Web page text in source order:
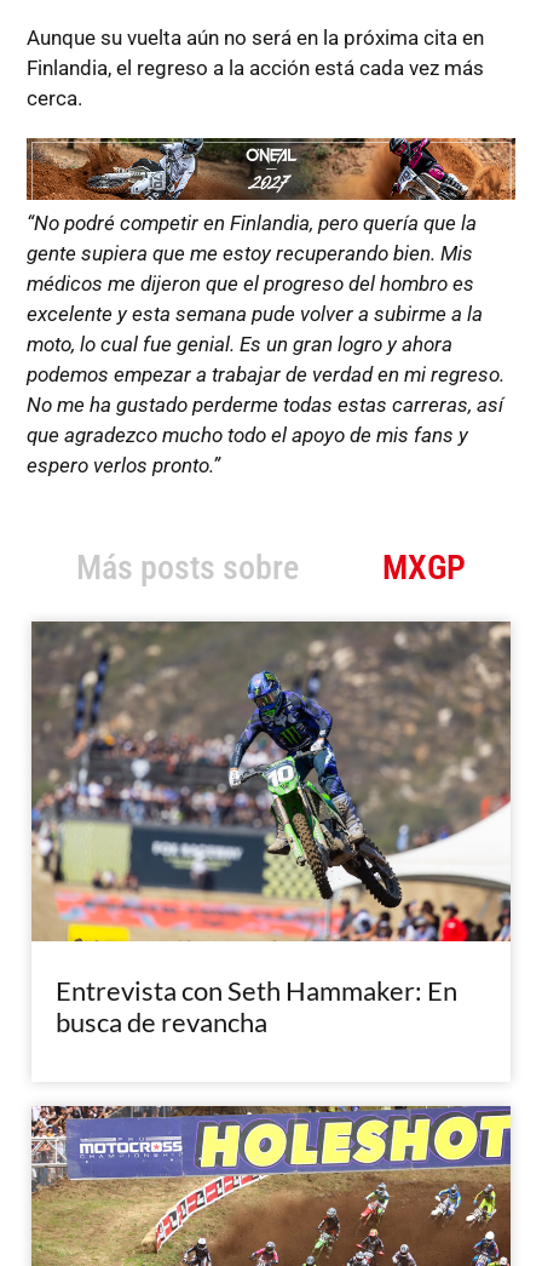
Aunque su vuelta aún no será en la próxima cita en
Finlandia, el regreso a la acción está cada vez más
cerca.
“No podré competir en Finlandia, pero quería que la
gente supiera que me estoy recuperando bien. Mis
médicos me dijeron que el progreso del hombro es
excelente y esta semana pude volver a subirme a la
moto, lo cual fue genial. Es un gran logro y ahora
podemos empezar a trabajar de verdad en mi regreso.
No me ha gustado perderme todas estas carreras, así
que agradezco mucho todo el apoyo de mis fans y
espero verlos pronto.”
Más posts sobre MXGP
Entrevista con Seth Hammaker: En
busca de revancha